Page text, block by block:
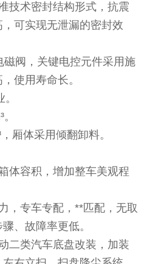
技术密封结构形式，抗震
可实现无泄漏的密封效
阀，关键电控元件采用施
使用寿命长。
厢体采用倾翻卸料。
体容积，增加整车美观程
，专车专配，**匹配，无取
、故障率更低。
二类汽车底盘改装，加装